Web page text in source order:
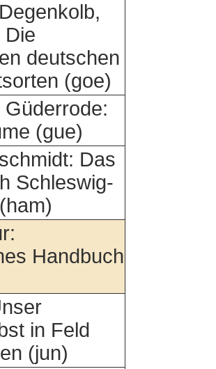
Die
deutschen
(goe)
(gue)
Das
Schleswig-
Handbuch
in Feld
(jun)